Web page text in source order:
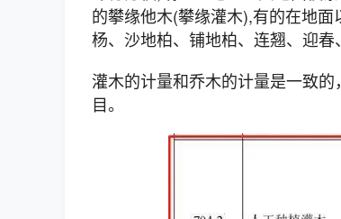
的攀缘他木(攀缘灌木),有的在地
杨、沙地柏、铺地柏、连翘、迎春
灌木的计量和乔木的计量是一致
目。